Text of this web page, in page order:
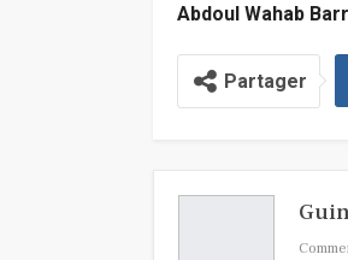
Abdoul Wahab
Partager